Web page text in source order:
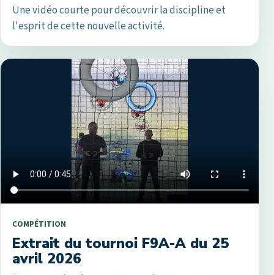
Une vidéo courte pour découvrir la discipline et
l'esprit de cette nouvelle activité.
COMPÉTITION
Extrait du tournoi F9A-A du 25
avril 2026